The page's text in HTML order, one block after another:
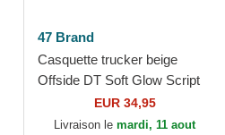
47 Brand
Casquette trucker beige
Offside DT Soft Glow Script
Los Angeles Dodgers MLB
47 Brand
EUR 34,95
Livraison le mardi, 11 aout